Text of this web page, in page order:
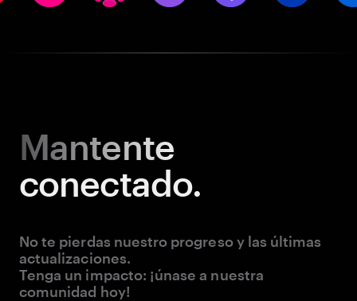
Mantente
conectado.
No te pierdas nuestro progreso y las últimas
actualizaciones.
Tenga un impacto: ¡únase a nuestra
comunidad hoy!